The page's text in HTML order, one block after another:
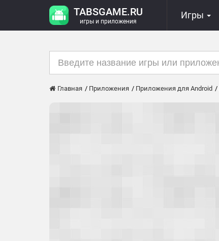
TABSGAME.RU
игры и приложения
Игры
Главная Приложения Приложения для Android